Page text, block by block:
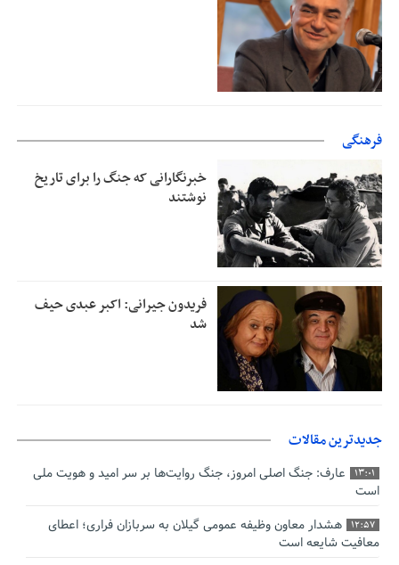
فرهنگی
خبرنگارانی که جنگ را برای تاریخ
نوشتند
فریدون جیرانی: اکبر عبدی حیف
شد
جدیدترین مقالات
13:01
عارف: جنگ اصلی امروز، جنگ روایت‌ها بر سر امید و هویت ملی
است
12:57
هشدار معاون وظیفه عمومی گیلان به سربازان فراری؛ اعطای
معافیت شایعه است